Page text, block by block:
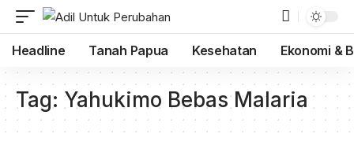
Headline Tanah Papua Kesehatan Ekonomi &
Tag: Yahukimo Bebas Malaria